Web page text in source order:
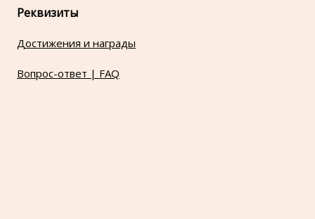
Реквизиты
Достижения и награды
Вопрос-ответ | FAQ